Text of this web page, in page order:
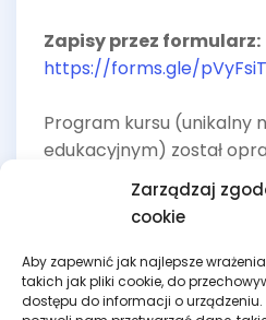
Zarządzaj
cookie
Aby zapewnić jak najlepsze
takich jak pliki cookie, do
dostępu do informacji o
Zapisy przez formularz:
https://forms.gle/
Program kursu (unikalny
edukacyjnym) został
podstawie kilkuletniego
prowadzeniu ww. kursów
unijnego nr P0KL
realizowane na tut.
Podstawą aktualnego